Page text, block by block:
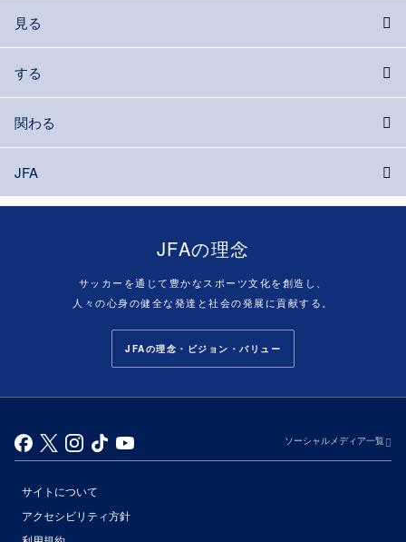
見る
する
関わる
JFA
JFAの理念
サッカーを通じて豊かなスポーツ文化を創造し、
人々の心身の健全な発達と社会の発展に貢献する。
JFAの理念・ビジョン・バリュー
ソーシャルメディア一覧
サイトについて
アクセシビリティ方針